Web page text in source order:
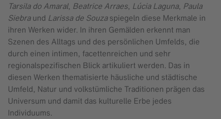
Tarsila do Amaral, Beatrice Arraes, Lúcia Laguna, Paula
Siebraund Larissa de Souzaspiegeln diese Merkmale in
ihren Werken wider. In ihren Gemälden erkennt man
Szenen des Alltags und des persönlichen Umfelds, die
durch einen intimen, facettenreichen und sehr
regionalspezifischen Blick artikuliert werden. Das in
diesen Werken thematisierte häusliche und städtische
Umfeld, Natur und volkstümliche Traditionen prägen das
Universum und damit das kulturelle Erbe jedes
Individuums.